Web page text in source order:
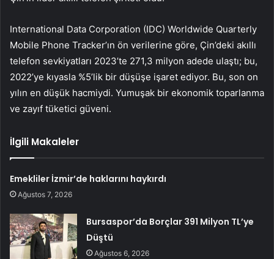
International Data Corporation (IDC) Worldwide Quarterly
Mobile Phone Tracker’ın ön verilerine göre, Çin’deki akıllı
telefon sevkiyatları 2023’te 271,3 milyon adede ulaştı; bu,
2022’ye kıyasla %5’lik bir düşüşe işaret ediyor. Bu, son on
yılın en düşük hacmiydi. Yumuşak bir ekonomik toparlanma
ve zayıf tüketici güveni.
İlgili Makaleler
Emekliler İzmir’de haklarını haykırdı
Ağustos 7, 2026
Bursaspor’da Borçlar 391 Milyon TL’ye
Düştü
Ağustos 6, 2026